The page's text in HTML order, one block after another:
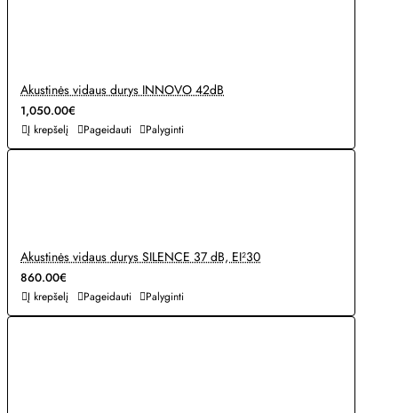
Akustinės vidaus durys INNOVO 42dB
1,050.00€
Į krepšelį Pageidauti Palyginti
Akustinės vidaus durys SILENCE 37 dB, EI²30
860.00€
Į krepšelį Pageidauti Palyginti